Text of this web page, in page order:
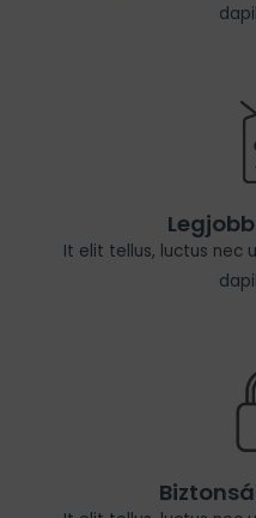
It elit tellus, luctus nec